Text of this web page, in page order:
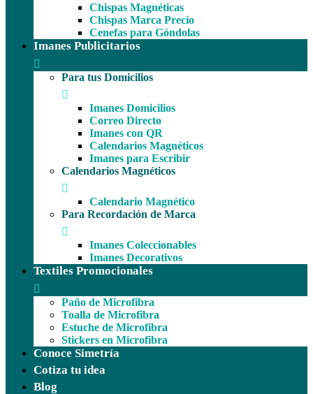
Chispas Magnéticas
Chispas Marca Precio
Cenefas para Góndolas
Imanes Publicitarios
Para tus Domicilios
Imanes Domicilios
Correo Directo
Imanes con QR
Calendarios Magnéticos
Imanes para Escribir
Calendarios Magnéticos
Calendario Magnético
Para Recordación de Marca
Imanes Coleccionables
Imanes Decorativos
Textiles Promocionales
Paño de Microfibra
Toalla de Microfibra
Estuche de Microfibra
Stickers en Microfibra
Conoce Simetría
Cotiza tu idea
Blog